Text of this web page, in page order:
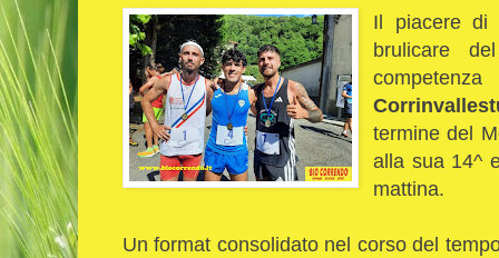
Il piacere di
brulicare
termine del
alla sua 14^
mattina.
Un format consolidato nel corso del